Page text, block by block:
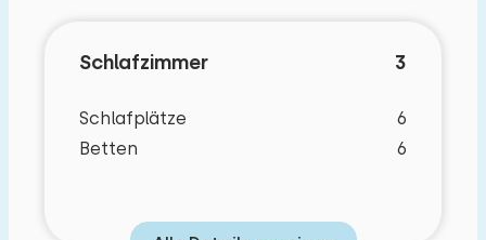
Schlafzimmer 3
Schlafplätze
6
Betten
6